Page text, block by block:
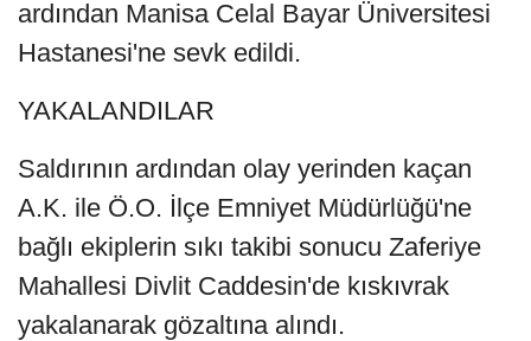
ardından Manisa Celal Bayar Üniversitesi
Hastanesi'ne sevk edildi.
YAKALANDILAR
Saldırının ardından olay yerinden kaçan
A.K. ile Ö.O. İlçe Emniyet Müdürlüğü'ne
bağlı ekiplerin sıkı takibi sonucu Zaferiye
Mahallesi Divlit Caddesin'de kıskıvrak
yakalanarak gözaltına alındı.